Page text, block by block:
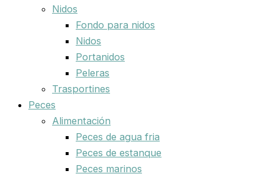
Nidos
Fondo para nidos
Nidos
Portanidos
Peleras
Trasportines
Peces
Alimentación
Peces de agua fria
Peces de estanque
Peces marinos